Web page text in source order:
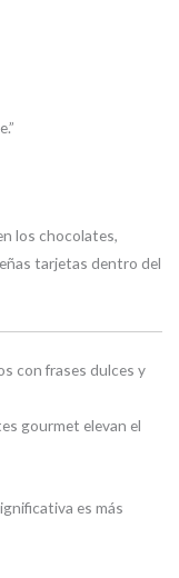
los chocolates,
tarjetas dentro del
con frases dulces y
gourmet elevan el
es más